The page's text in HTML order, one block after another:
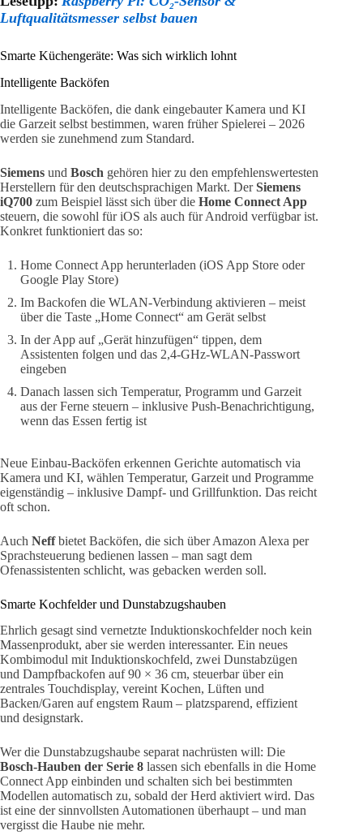
Luftqualitätsmesser selbst bauen
Smarte Küchengeräte: Was sich wirklich lohnt
Intelligente Backöfen
Intelligente Backöfen, die dank eingebauter Kamera und KI
die Garzeit selbst bestimmen, waren früher Spielerei – 2026
werden sie zunehmend zum Standard.
Siemens und Bosch gehören hier zu den empfehlenswertesten
Herstellern für den deutschsprachigen Markt. DerSiemens
iQ700 zum Beispiel lässt sich über die Home Connect App
steuern, die sowohl für iOS als auch für Android verfügbar ist.
Konkret funktioniert das so:
Home Connect App herunterladen (iOS App Store oder
Google Play Store)
Im Backofen die WLAN-Verbindung aktivieren – meist
über die Taste „Home Connect“ am Gerät selbst
In der App auf „Gerät hinzufügen“ tippen, dem
Assistenten folgen und das 2,4-GHz-WLAN-Passwort
eingeben
Danach lassen sich Temperatur, Programm und Garzeit
aus der Ferne steuern – inklusive Push-Benachrichtigung,
wenn das Essen fertig ist
Neue Einbau-Backöfen erkennen Gerichte automatisch via
Kamera und KI, wählen Temperatur, Garzeit und Programme
eigenständig – inklusive Dampf- und Grillfunktion. Das reicht
oft schon.
Auch Neffbietet Backöfen, die sich über Amazon Alexa per
Sprachsteuerung bedienen lassen – man sagt dem
Ofenassistenten schlicht, was gebacken werden soll.
Smarte Kochfelder und Dunstabzugshauben
Ehrlich gesagt sind vernetzte Induktionskochfelder noch kein
Massenprodukt, aber sie werden interessanter. Ein neues
Kombimodul mit Induktionskochfeld, zwei Dunstabzügen
und Dampfbackofen auf 90 × 36 cm, steuerbar über ein
zentrales Touchdisplay, vereint Kochen, Lüften und
Backen/Garen auf engstem Raum – platzsparend, effizient
und designstark.
Wer die Dunstabzugshaube separat nachrüsten will: Die
Bosch-Hauben der Serie 8 lassen sich ebenfalls in die Home
Connect App einbinden und schalten sich bei bestimmten
Modellen automatisch zu, sobald der Herd aktiviert wird. Das
ist eine der sinnvollsten Automationen überhaupt – und man
vergisst die Haube nie mehr.